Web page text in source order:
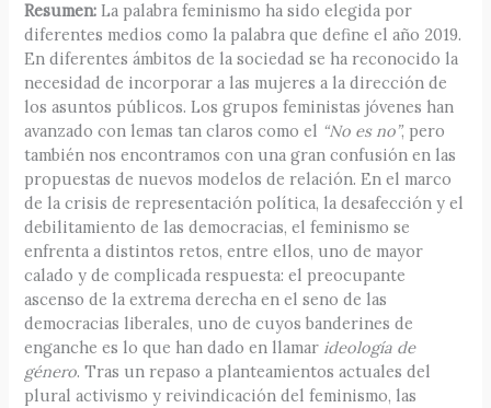
Resumen: La palabra feminismo ha sido elegida por
diferentes medios como la palabra que define el año 2019.
En diferentes ámbitos de la sociedad se ha reconocido la
necesidad de incorporar a las mujeres a la dirección de
los asuntos públicos. Los grupos feministas jóvenes han
avanzado con lemas tan claros como el “No es no”, pero
también nos encontramos con una gran confusión en las
propuestas de nuevos modelos de relación. En el marco
de la crisis de representación política, la desafección y el
debilitamiento de las democracias, el feminismo se
enfrenta a distintos retos, entre ellos, uno de mayor
calado y de complicada respuesta: el preocupante
ascenso de la extrema derecha en el seno de las
democracias liberales, uno de cuyos banderines de
enganche es lo que han dado en llamar ideología de
género. Tras un repaso a planteamientos actuales del
plural activismo y reivindicación del feminismo, las